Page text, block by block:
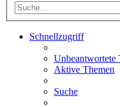
Schnellzugriff
Unbeantwortete
Aktive Themen
Suche